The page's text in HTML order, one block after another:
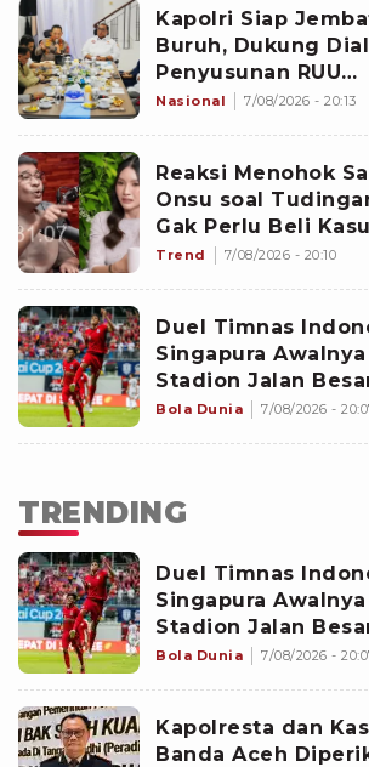
Kapolri Siap
Buruh, Dukung
Penyusunan RUU
Ketenagakerjaan
Nasional 7/08/2026 - 20:13
Reaksi Menohok
Onsu soal
Gak Perlu Beli
Selesai
Trend 7/08/2026 - 20:10
Duel Timnas
Singapura
Stadion Jalan
Bola Dunia 7/08/2026 -
TRENDING
Duel Timnas
Singapura
Stadion Jalan
Bola Dunia 7/08/2026 -
Kapolresta dan
Banda Aceh